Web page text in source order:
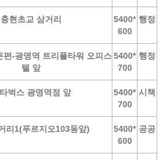
충현초교 삼거리
5400*
600
행정
편-광명역 트리플타워 오피스
텔 앞
5400*
700
행정
벅스 광명역점 앞
5400*
700
시책
리1(푸르지오103동앞)
5400*
600
공공